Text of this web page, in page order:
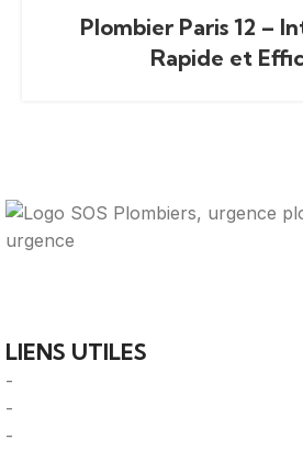
Plombier Paris 12 –
Rapide et
LIENS UTILES
-
-
-